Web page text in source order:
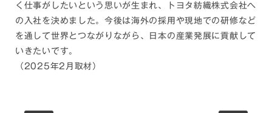
く仕事がしたいという思いが生まれ、トヨタ紡織株式会社へ
の入社を決めました。今後は海外の採用や現地での研修など
を通して世界とつながりながら、日本の産業発展に貢献して
いきたいです。
（2025年2月取材）